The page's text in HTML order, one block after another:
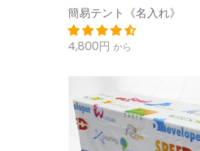
簡易テント《名入れ》
4,800円 から